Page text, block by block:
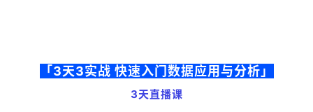
「3天3实战 快速入门数据应用与分析」
3天直播课